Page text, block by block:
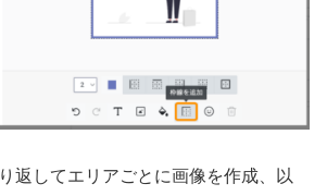
返してエリアごとに画像を作成、以